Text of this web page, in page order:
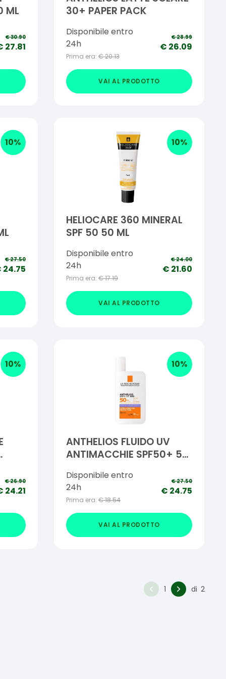
ML
€30.90
27.81
30+ PAPER PACK
Disponibile entro
24h
Prima era: €20.13
€28.99
€ 26.09
VAI AL PRODOTTO
10%
€27.50
24.75
10%
HELIOCARE 360 MINERAL
SPF 50 50 ML
Disponibile entro
24h
Prima era: €17.19
€24.00
€ 21.60
VAI AL PRODOTTO
10%
€26.90
24.21
10%
ANTHELIOS FLUIDO UV
ANTIMACCHIE SPF50+ 50
Disponibile entro
24h
Prima era: €18.54
€27.50
€ 24.75
VAI AL PRODOTTO
1 di 2